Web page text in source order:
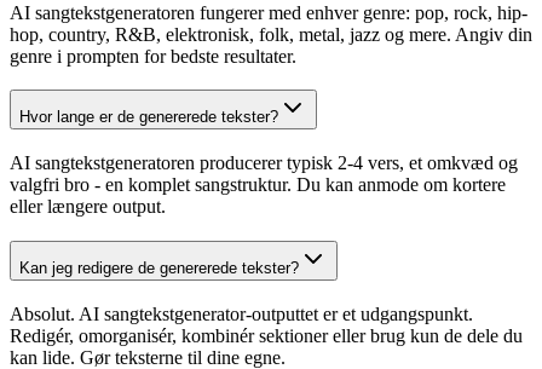
AI sangtekstgeneratoren fungerer med enhver genre: pop, rock, hip-
hop, country, R&B, elektronisk, folk, metal, jazz og mere. Angiv din
genre i prompten for bedste resultater.
Hvor lange er de genererede tekster?
AI sangtekstgeneratoren producerer typisk 2-4 vers, et omkvæd og
valgfri bro - en komplet sangstruktur. Du kan anmode om kortere
eller længere output.
Kan jeg redigere de genererede tekster?
Absolut. AI sangtekstgenerator-outputtet er et udgangspunkt.
Redigér, omorganisér, kombinér sektioner eller brug kun de dele du
kan lide. Gør teksterne til dine egne.